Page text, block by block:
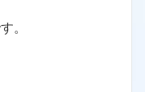
。